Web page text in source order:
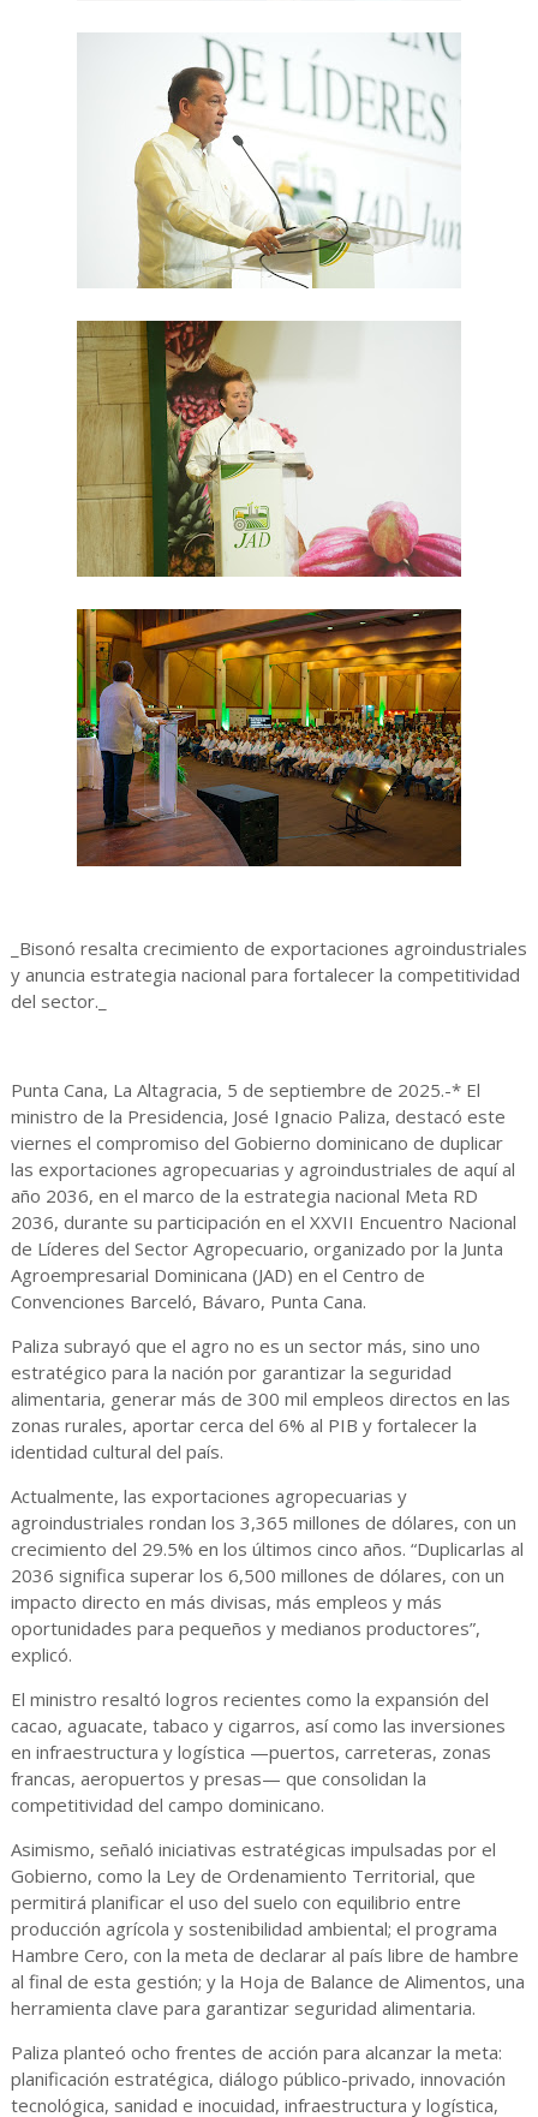
_Bisonó resalta crecimiento de exportaciones agroindustriales
y anuncia estrategia nacional para fortalecer la competitividad
del sector._
Punta Cana, La Altagracia, 5 de septiembre de 2025.-* El
ministro de la Presidencia, José Ignacio Paliza, destacó este
viernes el compromiso del Gobierno dominicano de duplicar
las exportaciones agropecuarias y agroindustriales de aquí al
año 2036, en el marco de la estrategia nacional Meta RD
2036, durante su participación en el XXVII Encuentro Nacional
de Líderes del Sector Agropecuario, organizado por la Junta
Agroempresarial Dominicana (JAD) en el Centro de
Convenciones Barceló, Bávaro, Punta Cana.
Paliza subrayó que el agro no es un sector más, sino uno
estratégico para la nación por garantizar la seguridad
alimentaria, generar más de 300 mil empleos directos en las
zonas rurales, aportar cerca del 6% al PIB y fortalecer la
identidad cultural del país.
Actualmente, las exportaciones agropecuarias y
agroindustriales rondan los 3,365 millones de dólares, con un
crecimiento del 29.5% en los últimos cinco años. “Duplicarlas al
2036 significa superar los 6,500 millones de dólares, con un
impacto directo en más divisas, más empleos y más
oportunidades para pequeños y medianos productores”,
explicó.
El ministro resaltó logros recientes como la expansión del
cacao, aguacate, tabaco y cigarros, así como las inversiones
en infraestructura y logística —puertos, carreteras, zonas
francas, aeropuertos y presas— que consolidan la
competitividad del campo dominicano.
Asimismo, señaló iniciativas estratégicas impulsadas por el
Gobierno, como la Ley de Ordenamiento Territorial, que
permitirá planificar el uso del suelo con equilibrio entre
producción agrícola y sostenibilidad ambiental; el programa
Hambre Cero, con la meta de declarar al país libre de hambre
al final de esta gestión; y la Hoja de Balance de Alimentos, una
herramienta clave para garantizar seguridad alimentaria.
Paliza planteó ocho frentes de acción para alcanzar la meta:
planificación estratégica, diálogo público-privado, innovación
tecnológica, sanidad e inocuidad, infraestructura y logística,